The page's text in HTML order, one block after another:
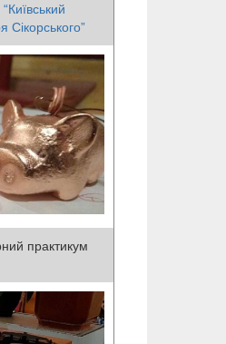
Сікорського”
практикум